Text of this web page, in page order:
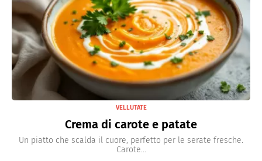
VELLUTATE
Crema di carote e patate
Un piatto che scalda il cuore, perfetto per le serate fresche.
Carote...